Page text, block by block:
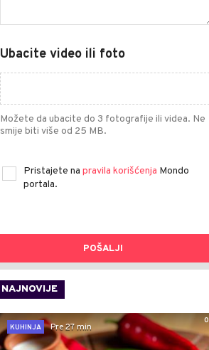
Ubacite video ili foto
Možete da ubacite do 3 fotografije ili videa. Ne
smije biti više od 25 MB.
Pristajete na pravila korišćenja Mondo
portala.
POŠALJI
NAJNOVIJE
0
KUHINJA
Pre 27 min